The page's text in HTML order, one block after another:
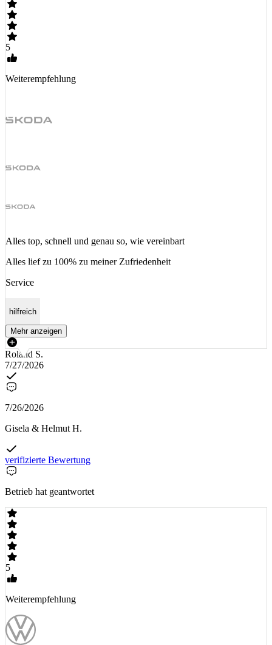
5
Weiterempfehlung
Alles top, schnell und genau so, wie vereinbart
Alles lief zu 100% zu meiner Zufriedenheit
Service
hilfreich
Mehr anzeigen
Roland S.
7/27/2026
7/26/2026
Gisela & Helmut H.
verifizierte Bewertung
Betrieb hat geantwortet
5
Weiterempfehlung